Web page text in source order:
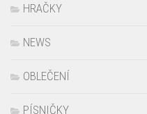
HRAČKY
NEWS
OBLEČENÍ
PÍSNIČKY